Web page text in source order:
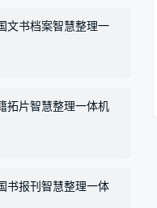
文书档案智慧整理一
拓片智慧整理一体机
书报刊智慧整理一体